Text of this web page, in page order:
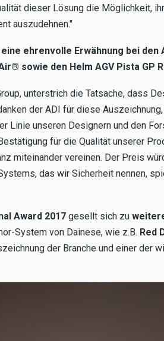
dieser Lösung die Möglichkeit,
auszudehnen."
ehrenvolle Erwähnung bei den
sowie den Helm AGV Pista GP
unterstrich die Tatsache, dass
der ADI für diese
Linie unseren Designern und den
für die Qualität unserer
miteinander vereinen. Der Preis
das wir Sicherheit nennen,
Award 2017 gesellt sich zu
System von Dainese, wie z.B. Red
der Branche und einer der